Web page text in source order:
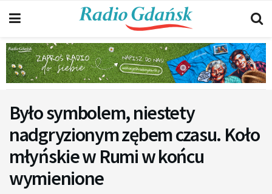
Było symbolem, niestety
nadgryzionym zębem czasu. Koło
młyńskie w Rumi w końcu
wymienione